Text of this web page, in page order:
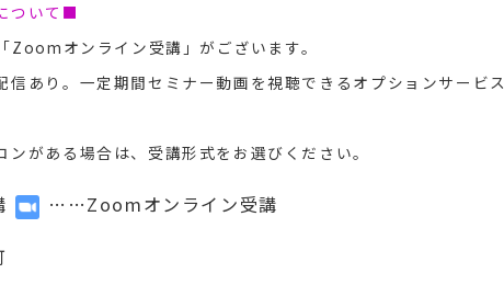
ついて■
Zoomオンライン受講」がございます。
信あり。一定期間セミナー動画を視聴できるオプションサービス
ンがある場合は、受講形式をお選びください。
……Zoomオンライン受講